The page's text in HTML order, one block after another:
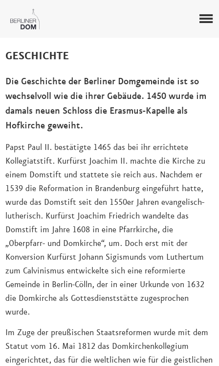
GESCHICHTE
Die Geschichte der Berliner Domgemeinde ist so
wechselvoll wie die ihrer Gebäude. 1450 wurde im
damals neuen Schloss die Erasmus-Kapelle als
Hofkirche geweiht.
Papst Paul II. bestätigte 1465 das bei ihr errichtete
Kollegiatstift. Kurfürst Joachim II. machte die Kirche zu
einem Domstift und stattete sie reich aus. Nachdem er
1539 die Reformation in Brandenburg eingeführt hatte,
wurde das Domstift seit den 1550er Jahren evangelisch-
lutherisch. Kurfürst Joachim Friedrich wandelte das
Domstift im Jahre 1608 in eine Pfarrkirche, die
„Oberpfarr- und Domkirche“, um. Doch erst mit der
Konversion Kurfürst Johann Sigismunds vom Luthertum
zum Calvinismus entwickelte sich eine reformierte
Gemeinde in Berlin-Cölln, der in einer Urkunde von 1632
die Domkirche als Gottesdienststätte zugesprochen
wurde.
Im Zuge der preußischen Staatsreformen wurde mit dem
Statut vom 16. Mai 1812 das Domkirchenkollegium
eingerichtet, das für die weltlichen wie für die geistlichen